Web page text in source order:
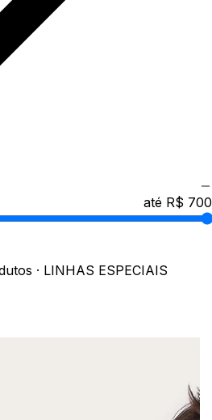
até R$ 700
· LINHAS ESPECIAIS